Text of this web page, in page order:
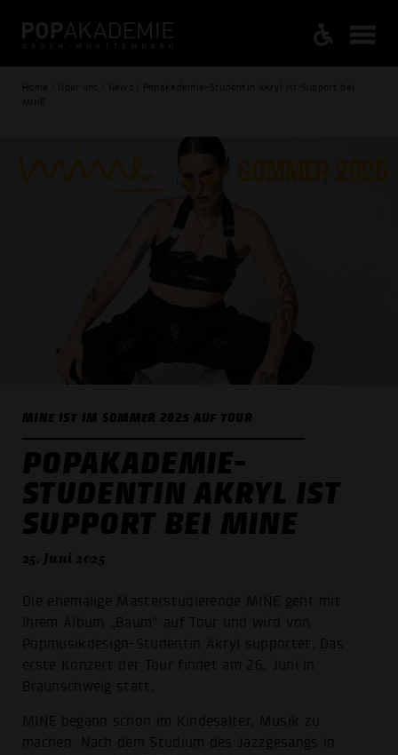
Home / Über uns / News / Popakademie-Studentin Akryl ist Support bei
MINE
MINE IST IM SOMMER 2025 AUF TOUR
POPAKADEMIE-
STUDENTIN AKRYL IST
SUPPORT BEI MINE
25. Juni 2025
Die ehemalige Masterstudierende MINE geht mit
ihrem Album „Baum“ auf Tour und wird von
Popmusikdesign-Studentin Akryl supportet. Das
erste Konzert der Tour findet am 26. Juni in
Braunschweig statt.
MINE begann schon im Kindesalter, Musik zu
machen. Nach dem Studium des Jazzgesangs in